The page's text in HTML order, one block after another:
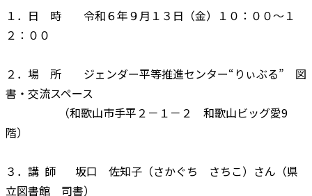
１．日 時 令和６年９月１３日（金）１０：００～１
２：００
２．場 所 ジェンダー平等推進センター“りぃぶる” 図
書・交流スペース
（和歌山市手平２－１－２ 和歌山ビッグ愛9
階）
３．講 師 坂口 佐知子（さかぐち さちこ）さん（県
立図書館 司書）